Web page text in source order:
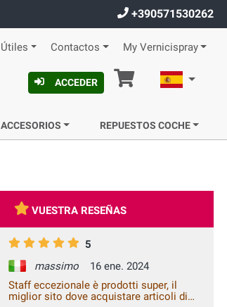
+390571530262
Útiles Contactos My Vernicispray
ACCEDER Cesta Español
ACCESORIOS REPUESTOS COCHE
VUESTRA RESEÑAS
5
massimo
16 ene. 2024
Staff eccezionale è prodotti super, il
miglior sito dove acquistare articoli di